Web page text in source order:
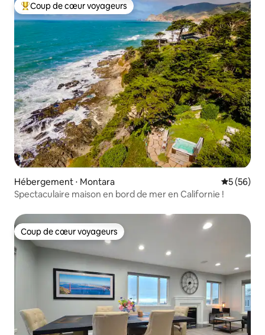
Coups de cœur voyageurs les plus appréciés
Coup de cœur voyageurs
Hébergement ⋅ Montara
5 (56)
Spectaculaire maison en bord de mer en Californie !
Coup de cœur voyageurs
Coup de cœur voyageurs